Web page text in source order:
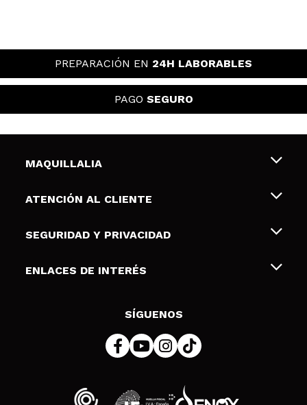
PREPARACIÓN EN 24H LABORABLES
PAGO SEGURO
MAQUILLALIA
Sobre nosotros
Tarjetas de Regalo
ATENCIÓN AL CLIENTE
Envíos y devoluciones
Formas de pago
SEGURIDAD Y PRIVACIDAD
Terminos y condiciones de uso
Política de cookies
ENLACES DE INTERÉS
SÍGUENOS